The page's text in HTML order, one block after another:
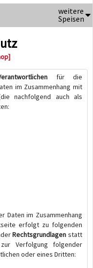
weitere
Speisen
für die
im Zusammenhang mit
nachfolgend auch als
Daten im Zusammenhang
erfolgt zu folgenden
Rechtsgrundlagen statt
Verfolgung folgender
oder eines Dritten: